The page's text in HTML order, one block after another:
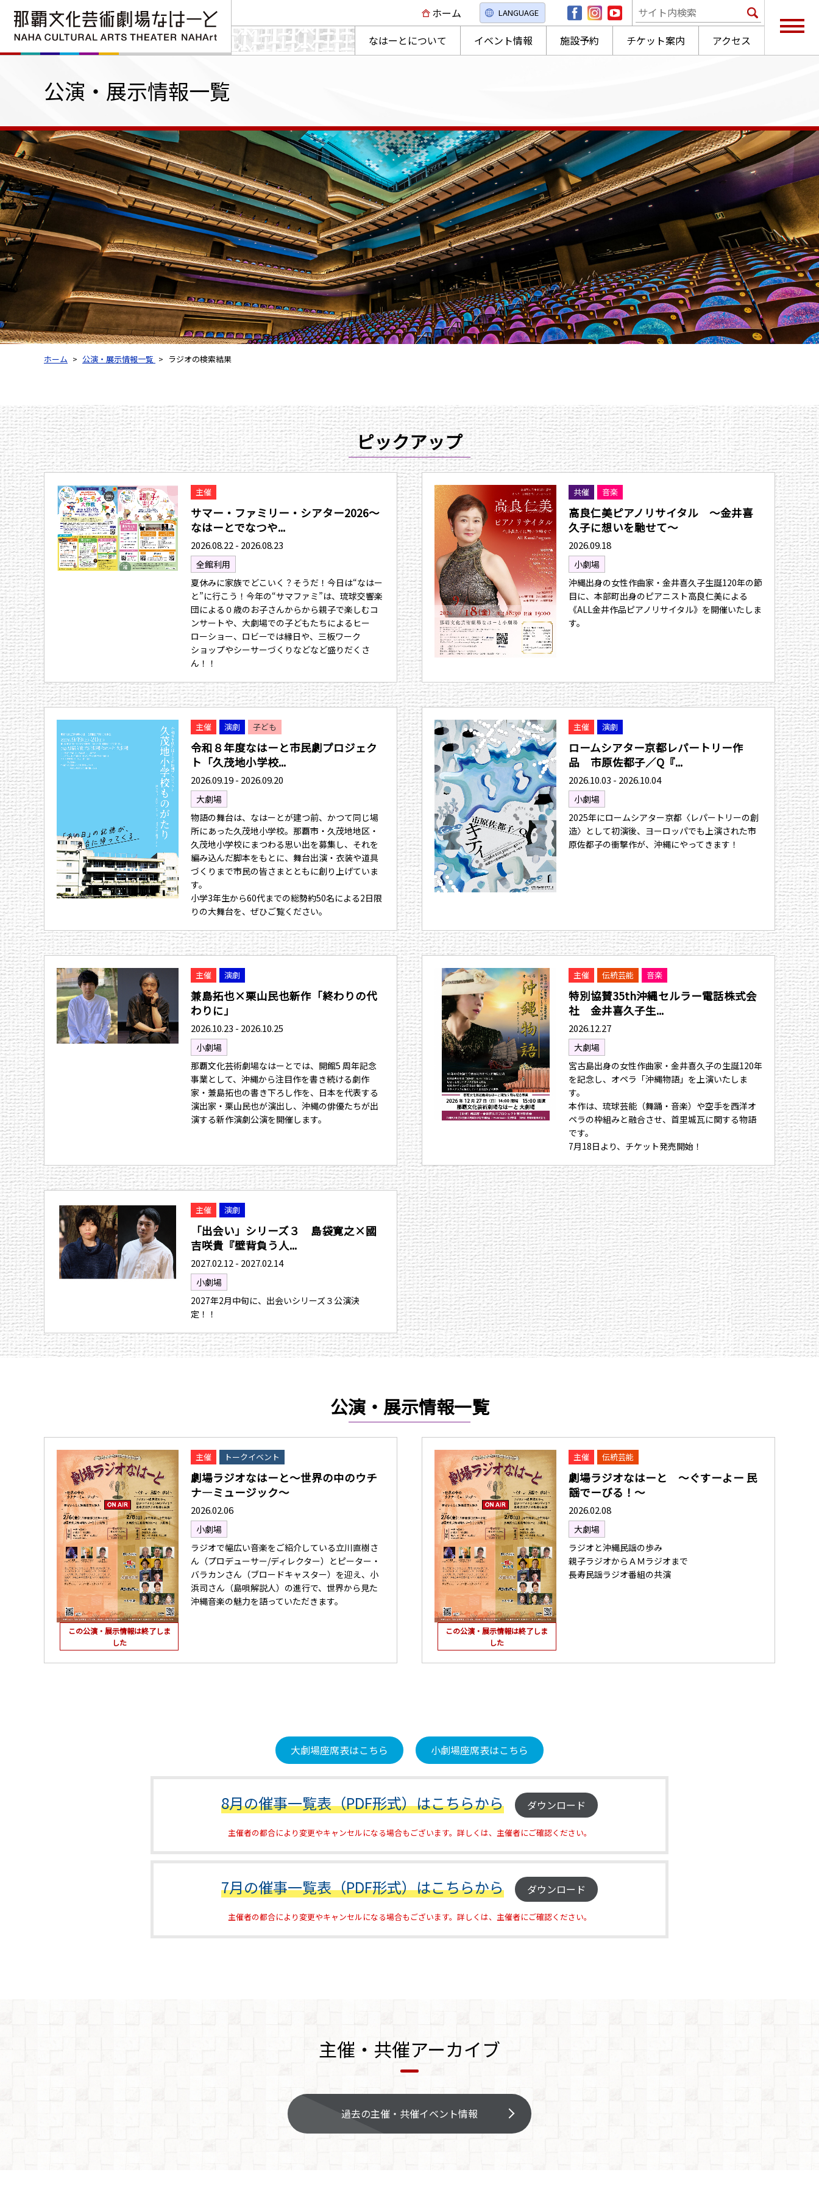
ホーム LANGUAGE
なはーとについて イベント情報 施設予約 チケット案内 アクセス
公演・展示情報一覧
ホーム 公演・展示情報一覧 ラジオの検索結果
ピックアップ
主催
サマー・ファミリー・シアター2026〜
なはーとでなつや...
2026.08.22 - 2026.08.23
全館利用
夏休みに家族でどこいく？そうだ！今日は“なはー
と”に行こう！今年の“サマファミ”は、琉球交響楽
団による０歳のお子さんからから親子で楽しむコ
ンサートや、大劇場での子どもたちによるヒー
ローショー、ロビーでは縁日や、三板ワーク
ショップやシーサーづくりなどなど盛りだくさ
ん！！
共催 音楽
高良仁美ピアノリサイタル 〜金井喜
久子に想いを馳せて〜
2026.09.18
小劇場
沖縄出身の女性作曲家・金井喜久子生誕120年の節
目に、本部町出身のピアニスト高良仁美による
《ALL金井作品ピアノリサイタル》を開催いたしま
す。
主催 演劇 子ども
令和８年度なはーと市民劇プロジェク
ト「久茂地小学校...
2026.09.19 - 2026.09.20
大劇場
物語の舞台は、なはーとが建つ前、かつて同じ場
所にあった久茂地小学校。那覇市・久茂地地区・
久茂地小学校にまつわる思い出を募集し、それを
編み込んだ脚本をもとに、舞台出演・衣装や道具
づくりまで市民の皆さまとともに創り上げていま
す。
小学3年生から60代までの総勢約50名による2日限
りの大舞台を、ぜひご覧ください。
主催 演劇
ロームシアター京都レパートリー作
品 市原佐都子／Q『...
2026.10.03 - 2026.10.04
小劇場
2025年にロームシアター京都〈レパートリーの創
造〉として初演後、ヨーロッパでも上演された市
原佐都子の衝撃作が、沖縄にやってきます！
主催 演劇
兼島拓也×栗山民也新作「終わりの代
わりに」
2026.10.23 - 2026.10.25
小劇場
那覇文化芸術劇場なはーとでは、開館5 周年記念
事業として、沖縄から注目作を書き続ける劇作
家・兼島拓也の書き下ろし作を、日本を代表する
演出家・栗山民也が演出し、沖縄の俳優たちが出
演する新作演劇公演を開催します。
主催 伝統芸能 音楽
特別協賛35th沖縄セルラー電話株式会
社 金井喜久子生...
2026.12.27
大劇場
宮古島出身の女性作曲家・金井喜久子の生誕120年
を記念し、オペラ「沖縄物語」を上演いたしま
す。
本作は、琉球芸能（舞踊・音楽）や空手を西洋オ
ペラの枠組みと融合させ、首里城瓦に関する物語
です。
7月18日より、チケット発売開始！
主催 演劇
「出会い」シリーズ３ 島袋寛之×國
吉咲貴『壁背負う人...
2027.02.12 - 2027.02.14
小劇場
2027年2月中旬に、出会いシリーズ３公演決
定！！
公演・展示情報一覧
この公演・展示情報は終了しま
した
主催 トークイベント
劇場ラジオなはーと〜世界の中のウチ
ナ―ミュージック〜
2026.02.06
小劇場
ラジオで幅広い音楽をご紹介している立川直樹さ
ん（プロデューサー/ディレクター）とピーター・
バラカンさん（ブロードキャスター）を迎え、小
浜司さん（島唄解説人）の進行で、世界から見た
沖縄音楽の魅力を語っていただきます。
この公演・展示情報は終了しま
した
主催 伝統芸能
劇場ラジオなはーと 〜ぐすーよー 民
謡でーびる！〜
2026.02.08
大劇場
ラジオと沖縄民謡の歩み
親子ラジオからＡＭラジオまで
長寿民謡ラジオ番組の共演
大劇場座席表はこちら 小劇場座席表はこちら
8月の催事一覧表（PDF形式）はこちらから ダウンロード
主催者の都合により変更やキャンセルになる場合もございます。詳しくは、主催者にご確認ください。
7月の催事一覧表（PDF形式）はこちらから ダウンロード
主催者の都合により変更やキャンセルになる場合もございます。詳しくは、主催者にご確認ください。
主催・共催アーカイブ
過去の主催・共催イベント情報